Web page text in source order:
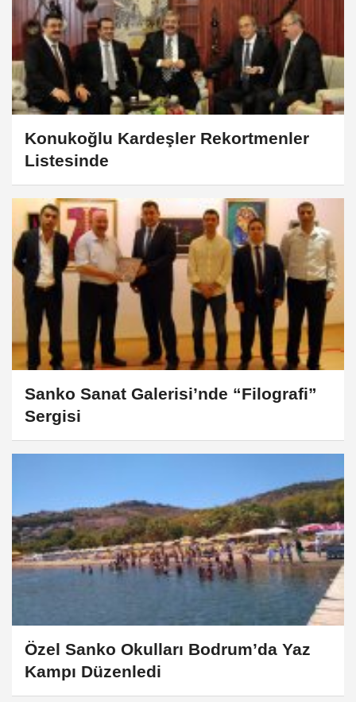
Konukoğlu Kardeşler Rekortmenler
Listesinde
Sanko Sanat Galerisi’nde “Filografi”
Sergisi
Özel Sanko Okulları Bodrum’da Yaz
Kampı Düzenledi